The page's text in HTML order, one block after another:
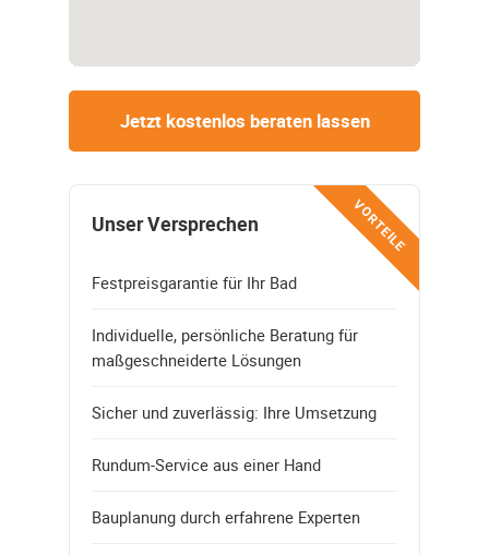
Jetzt kostenlos beraten lassen
VORTEILE
Unser Versprechen
Festpreisgarantie für Ihr Bad
Individuelle, persönliche Beratung für
maßgeschneiderte Lösungen
Sicher und zuverlässig: Ihre Umsetzung
Rundum-Service aus einer Hand
Bauplanung durch erfahrene Experten